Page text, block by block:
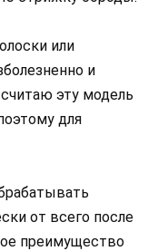
или
и
эту модель
для
от всего после
преимущество